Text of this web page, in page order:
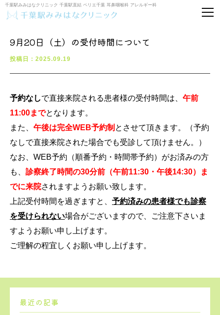
千葉駅みみはなクリニック 千葉駅直結 ペリエ千葉 耳鼻咽喉科 アレルギー科
9月20日（土）の受付時間について
投稿日：2025.09.19
予約なしで直接来院される患者様の受付時間は、 午前
11:00までとなります。
また、 午後は完全WEB予約制 とさせて頂きます。（予約
なしで直接来院された場合でも受診して頂けません。）
なお、WEB予約（順番予約・時間帯予約）がお済みの方
も、 診察終了時間の30分前（午前11:30・午後14:30）ま
でに来院されますようお願い致します。
上記受付時間を過ぎますと、 予約済みの患者様でも診察
を受けられない場合がございますので、ご注意下さいま
すようお願い申し上げます。
ご理解の程宜しくお願い申し上げます。
最近の記事